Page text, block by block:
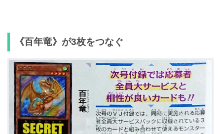
《百年竜》が3枚をつなぐ